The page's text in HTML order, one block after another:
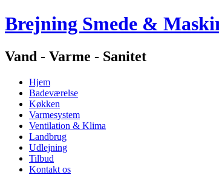
Brejning Smede &
Vand - Varme - Sanitet
Hjem
Badeværelse
Køkken
Varmesystem
Ventilation & Klima
Landbrug
Udlejning
Tilbud
Kontakt os